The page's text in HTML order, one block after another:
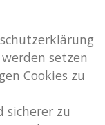
setzen
Cookies zu
zu